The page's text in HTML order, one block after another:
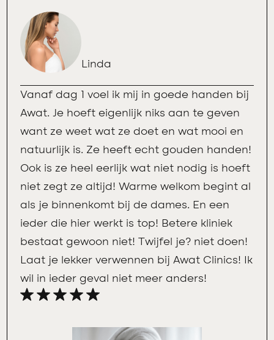
Linda
Vanaf dag 1 voel ik mij in goede handen bij
Awat. Je hoeft eigenlijk niks aan te geven
want ze weet wat ze doet en wat mooi en
natuurlijk is. Ze heeft echt gouden handen!
Ook is ze heel eerlijk wat niet nodig is hoeft
niet zegt ze altijd! Warme welkom begint al
als je binnenkomt bij de dames. En een
ieder die hier werkt is top! Betere kliniek
bestaat gewoon niet! Twijfel je? niet doen!
Laat je lekker verwennen bij Awat Clinics! Ik
wil in ieder geval niet meer anders!